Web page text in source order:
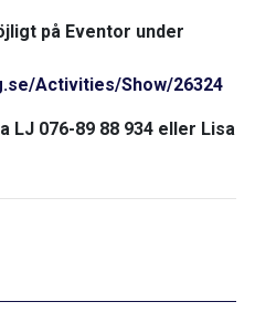
på Eventor under
Activities/Show/26324
LJ 076-89 88 934 eller Lisa